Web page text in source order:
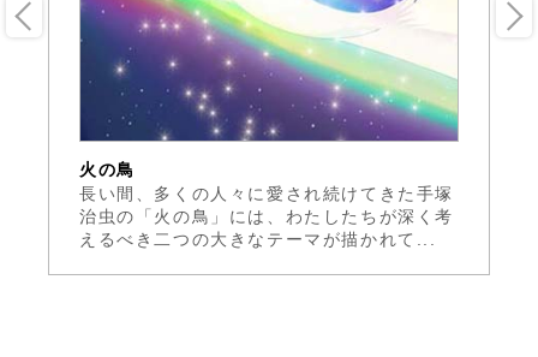
火の鳥
長い間、多くの人々に愛され続けてきた手塚
治虫の「火の鳥」には、わたしたちが深く考
えるべき二つの大きなテーマが描かれて...